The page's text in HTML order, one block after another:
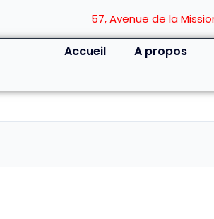
57, Avenue de la
Accueil A propos